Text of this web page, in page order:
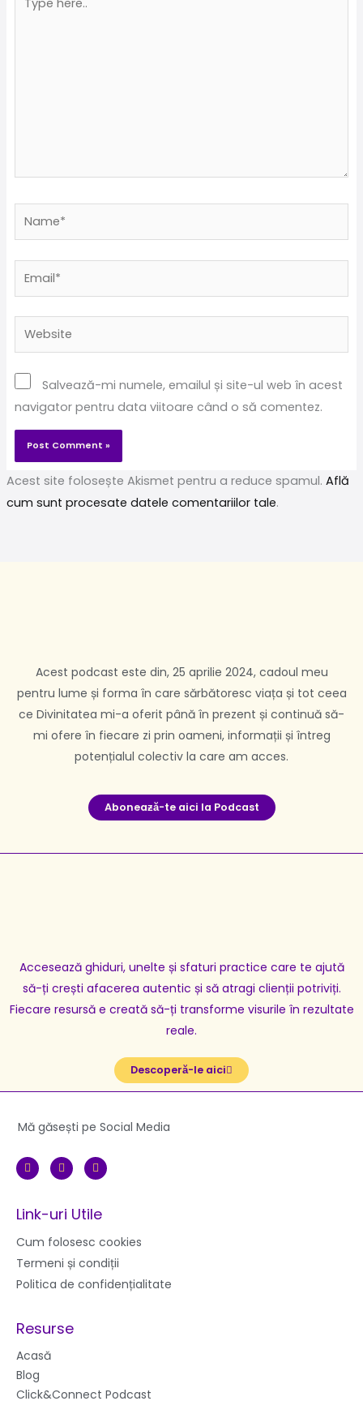
here..
Name*
Website
Salvează-mi numele, emailul și site-ul web în acest
navigator pentru data viitoare când o să comentez.
Acest site folosește Akismet pentru a reduce spamul. Află
cum sunt procesate datele comentariilor tale.
Acest podcast este din, 25 aprilie 2024, cadoul meu
pentru lume și forma în care sărbătoresc viața și tot ceea
ce Divinitatea mi-a oferit până în prezent și continuă să-
mi ofere în fiecare zi prin oameni, informații și întreg
potențialul colectiv la care am acces.
Aboneaƶă-te aici la Podcast
Accesează ghiduri, unelte și sfaturi practice care te ajută
să-ți crești afacerea autentic și să atragi clienții potriviți.
Fiecare resursă e creată să-ți transforme visurile în rezultate
reale.
Descoperă-le aici
Mă găsești pe Social Media
F
a
c
o
k
I
n
s
a
g
a
Y
o
u
b
Link-uri Utile
Cum folosesc cookies
Termeni și condiții
Politica de confidențialitate
Resurse
Acasă
Blog
Click&Connect Podcast